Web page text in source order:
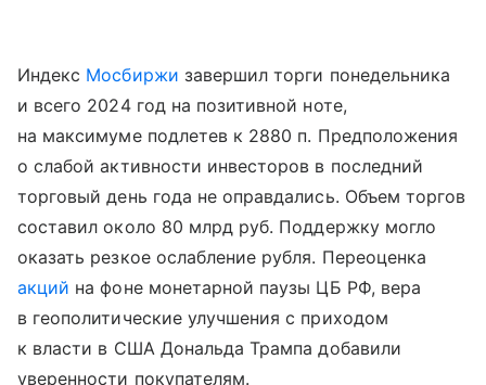
Индекс Мосбиржи завершил торги понедельника
и всего 2024 год на позитивной ноте,
на максимуме подлетев к 2880 п. Предположения
о слабой активности инвесторов в последний
торговый день года не оправдались. Объем торгов
составил около 80 млрд руб. Поддержку могло
оказать резкое ослабление рубля. Переоценка
акций на фоне монетарной паузы ЦБ РФ, вера
в геополитические улучшения с приходом
к власти в США Дональда Трампа добавили
уверенности покупателям.